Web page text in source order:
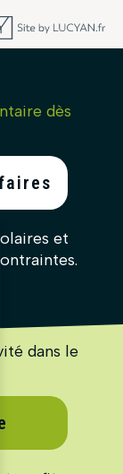
dès
et
dans le